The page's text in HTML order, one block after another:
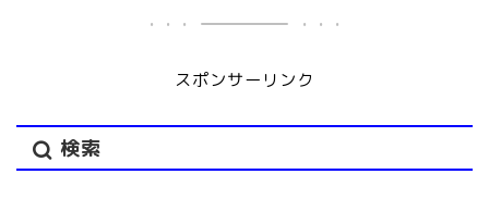
スポンサーリンク
検索